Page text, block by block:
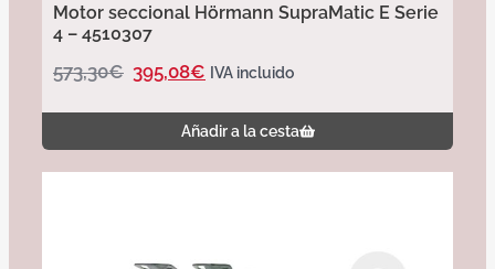
Motor seccional Hörmann SupraMatic E Serie
4 – 4510307
573,30€ 395,08€ IVA incluido
Añadir a la cesta